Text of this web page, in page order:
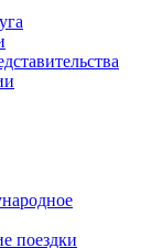
поездки